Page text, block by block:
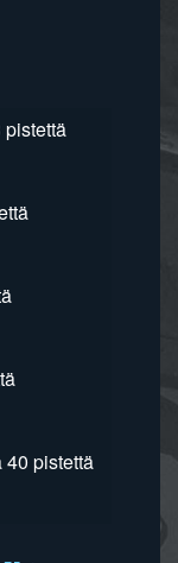
pistettä